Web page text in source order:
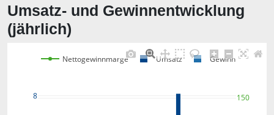
Umsatz- und Gewinnentwicklung
(jährlich)
8 150
Nettogewinnmarge Umsatz Gewinn